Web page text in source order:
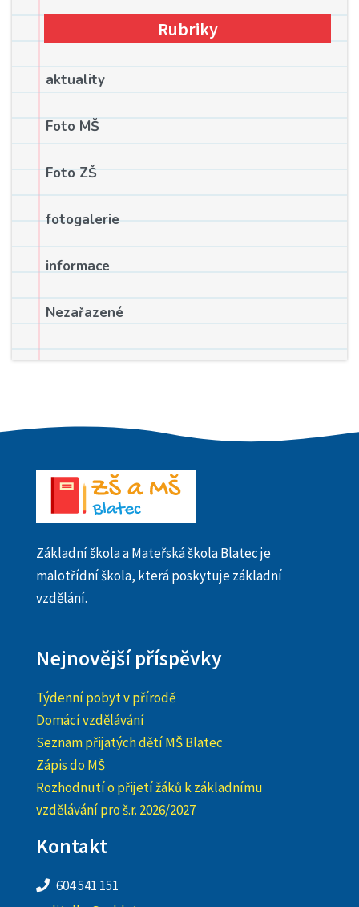
Rubriky
aktuality
Foto MŠ
Foto ZŠ
fotogalerie
informace
Nezařazené
Základní škola a Mateřská škola Blatec je
malotřídní škola, která poskytuje základní
vzdělání.
Nejnovější příspěvky
Týdenní pobyt v přírodě
Domácí vzdělávání
Seznam přijatých dětí MŠ Blatec
Zápis do MŠ
Rozhodnutí o přijetí žáků k základnímu
vzdělávání pro š.r. 2026/2027
Kontakt
604 541 151